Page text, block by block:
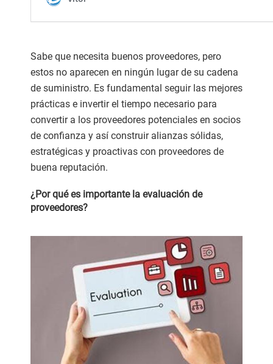
Sabe que necesita buenos proveedores, pero
estos no aparecen en ningún lugar de su cadena
de suministro. Es fundamental seguir las mejores
prácticas e invertir el tiempo necesario para
convertir a los proveedores potenciales en socios
de confianza y así construir alianzas sólidas,
estratégicas y proactivas con proveedores de
buena reputación.
¿Por qué es importante la evaluación de
proveedores?